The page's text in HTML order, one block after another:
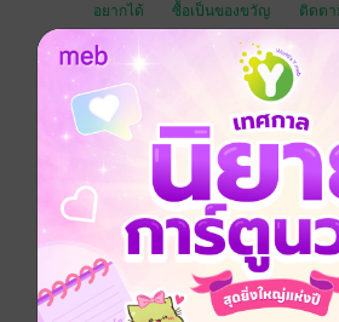
อยากได้ ซื้อเป็นของขวัญ ติดตา
การเคี่ยวน้ำตาลบนความร้อนที่พอเหม
จนเกินไป รอคอยเวลาที่น้ำตาลค่อยๆ
เรื่อยๆ จากน้ำตาลจะกลายมาเป็นคา
เนื้อสัมผัสละเอียด กลิ่นหอมลอยฟุ้ง ที่
คนเราก็คงเป็นเช่นนั้น ผ่านความทุกข์
หยาดน้ำตา บททดสอบจากโชคชะตาจึ
เป็นเราที่เติบโตขึ้นในทุกวันนี้
เรื่องเล่าเคล้าคาราเมล คือ ประสบกา
อยากจะแบ่งปันร่วมกันกับผู้อ่านที่รักว่